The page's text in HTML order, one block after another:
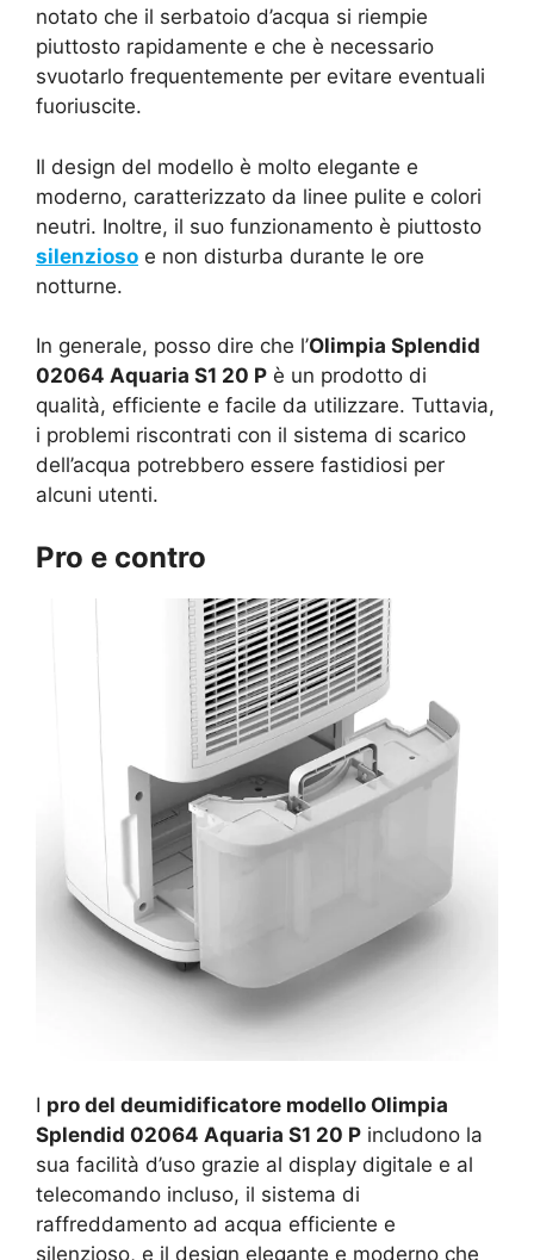
notato che il serbatoio d’acqua si riempie
piuttosto rapidamente e che è necessario
svuotarlo frequentemente per evitare eventuali
fuoriuscite.
Il design del modello è molto elegante e
moderno, caratterizzato da linee pulite e colori
neutri. Inoltre, il suo funzionamento è piuttosto
silenzioso e non disturba durante le ore
notturne.
In generale, posso dire che l’Olimpia Splendid
02064 Aquaria S1 20 P è un prodotto di
qualità, efficiente e facile da utilizzare. Tuttavia,
i problemi riscontrati con il sistema di scarico
dell’acqua potrebbero essere fastidiosi per
alcuni utenti.
Pro e contro
I pro del deumidificatore modello Olimpia
Splendid 02064 Aquaria S1 20 P includono la
sua facilità d’uso grazie al display digitale e al
telecomando incluso, il sistema di
raffreddamento ad acqua efficiente e
silenzioso, e il design elegante e moderno che